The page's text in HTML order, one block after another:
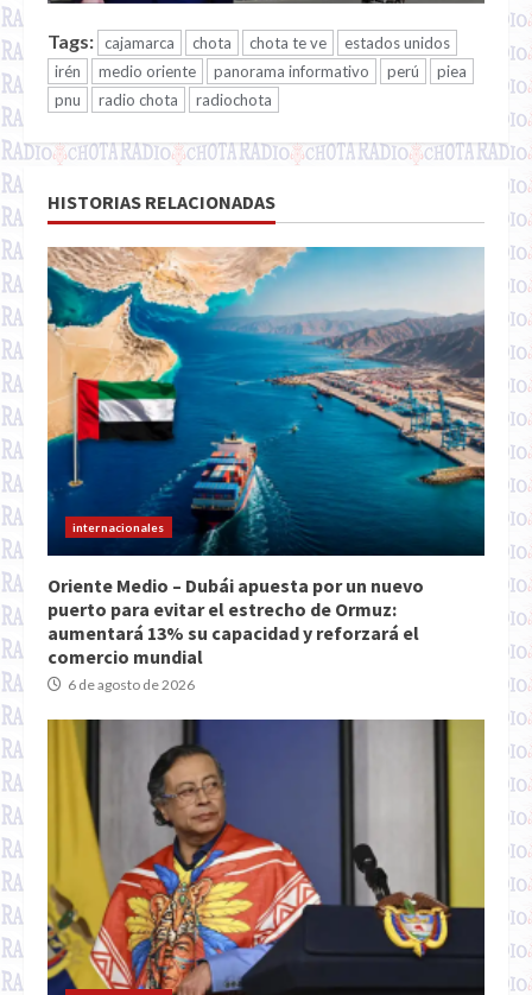
Tags: cajamarca chota chota te ve
estados unidos
irén
medio oriente panorama informativo perú
piea
pnu
radio chota radiochota
HISTORIAS RELACIONADAS
internacionales
Oriente Medio – Dubái apuesta por un nuevo
puerto para evitar el estrecho de Ormuz:
aumentará 13% su capacidad y reforzará el
comercio mundial
6 de agosto de 2026